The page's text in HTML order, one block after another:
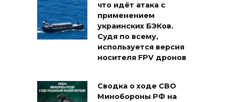
что идёт атака с
применением
украинских БЭКов.
Судя по всему,
используется версия
носителя FPV дронов
Сводка о ходе СВО
Минобороны РФ на